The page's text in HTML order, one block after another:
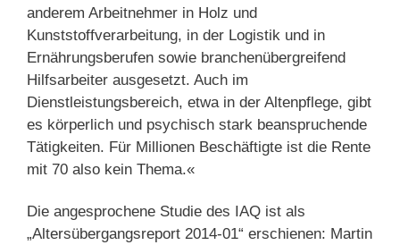
anderem Arbeitnehmer in Holz und
Kunststoffverarbeitung, in der Logistik und in
Ernährungsberufen sowie branchenübergreifend
Hilfsarbeiter ausgesetzt. Auch im
Dienstleistungsbereich, etwa in der Altenpflege, gibt
es körperlich und psychisch stark beanspruchende
Tätigkeiten. Für Millionen Beschäftigte ist die Rente
mit 70 also kein Thema.«
Die angesprochene Studie des IAQ ist als
„Altersübergangsreport 2014-01“ erschienen: Martin